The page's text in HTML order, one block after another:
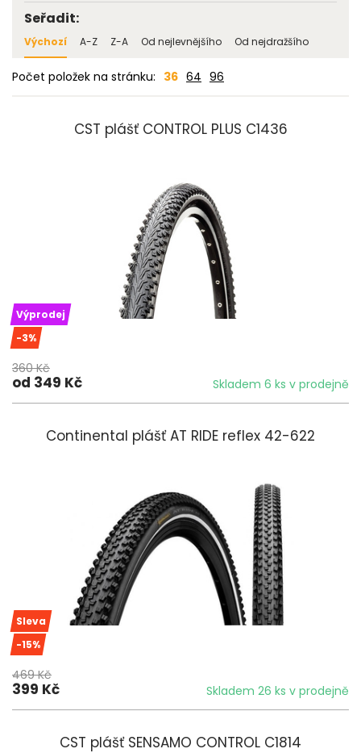
Seřadit:
Výchozí A-Z Z-A Od nejlevnějšího Od nejdražšího
Počet položek na stránku: 36 64 96
CST plášť CONTROL PLUS C1436
Výprodej
-3%
360 Kč
od 349 Kč Skladem 6 ks v prodejně
Continental plášť AT RIDE reflex 42-622
Sleva
-15%
469 Kč
399 Kč Skladem 26 ks v prodejně
CST plášť SENSAMO CONTROL C1814